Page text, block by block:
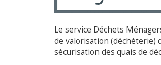
Le service Déchets
de valorisation (déchèterie)
sécurisation des quais de